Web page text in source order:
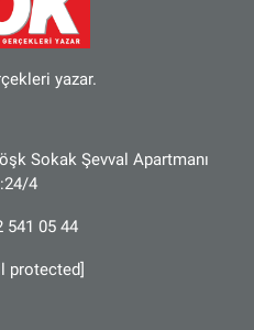
yazar.
Sokak Şevval Apartmanı
4
541 05 44
protected]